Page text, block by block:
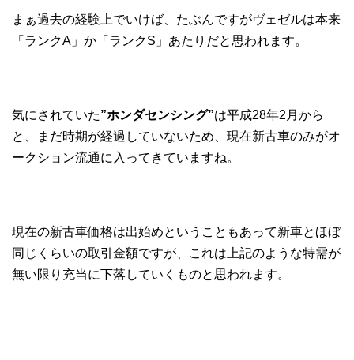
まぁ過去の経験上でいけば、たぶんですがヴェゼルは本来
「ランクA」か「ランクS」あたりだと思われます。
気にされていた”ホンダセンシング”は平成28年2月から
と、まだ時期が経過していないため、現在新古車のみがオ
ークション流通に入ってきていますね。
現在の新古車価格は出始めということもあって新車とほぼ
同じくらいの取引金額ですが、これは上記のような特需が
無い限り充当に下落していくものと思われます。